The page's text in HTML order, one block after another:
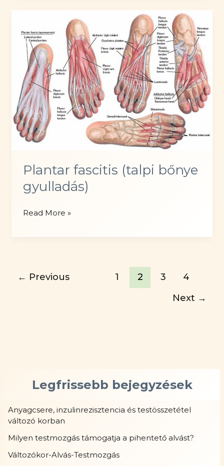
térdfájdalom
összefüggése
Plantar fascitis (talpi bőnye
gyulladás)
Plantar
Read More »
← Previous 1 2 3
4
Next →
Legfrissebb bejegyzések
Anyagcsere, inzulinrezisztencia és testösszetétel
változó korban
Milyen testmozgás támogatja a pihentető alvást?
Változókor-Alvás-Testmozgás